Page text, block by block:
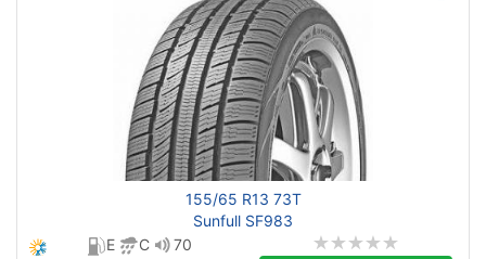
155/65 R13 73T
Sunfull SF983
E
C 70